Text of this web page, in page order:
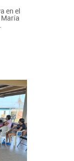
en el
María